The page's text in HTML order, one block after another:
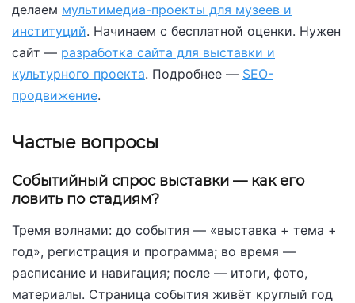
делаем мультимедиа-проекты для музеев и
институций. Начинаем с бесплатной оценки. Нужен
сайт — разработка сайта для выставки и
культурного проекта. Подробнее — SEO-
продвижение.
Частые вопросы
Событийный спрос выставки — как его
ловить по стадиям?
Тремя волнами: до события — «выставка + тема +
год», регистрация и программа; во время —
расписание и навигация; после — итоги, фото,
материалы. Страница события живёт круглый год